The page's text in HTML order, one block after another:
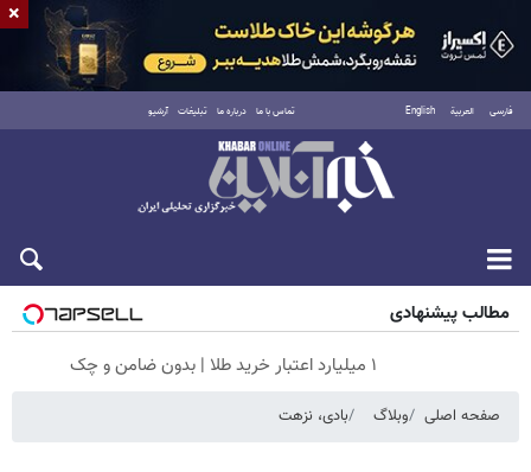
فارسی العربية English تماس با ما درباره ما تبلیغات آرشیو
جمعه ۱۶ مرداد ۱۴۰۵
مطالب پیشنهادی
۱ میلیارد اعتبار خرید طلا | بدون ضامن و چک
صفحه اصلی وبلاگ بادی، نزهت
×